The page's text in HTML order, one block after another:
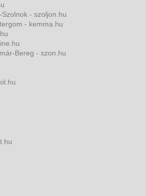
- szoljon.hu
- kemma.hu
Bereg - szon.hu